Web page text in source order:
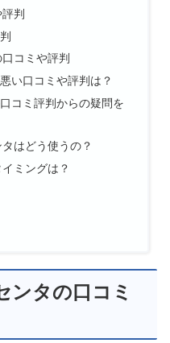
判
コミや評判
い口コミや評判は？
コミ評判からの疑問を
はどう使うの？
ミングは？
ンタの口コミ